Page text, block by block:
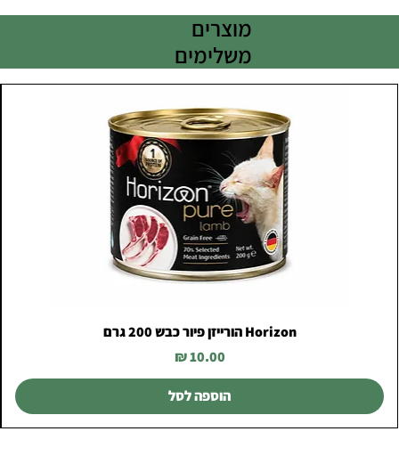
מוצרים
משלימים
Horizon הורייזן פיור כבש 200 גרם
מחיר
הוספה לסל